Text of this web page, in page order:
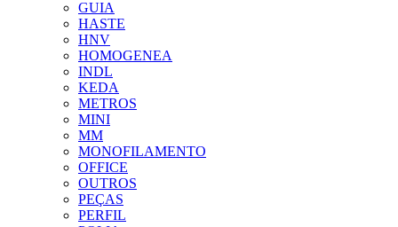
GUIA
HASTE
HNV
HOMOGENEA
INDL
KEDA
METROS
MINI
MM
MONOFILAMENTO
OFFICE
OUTROS
PEÇAS
PERFIL